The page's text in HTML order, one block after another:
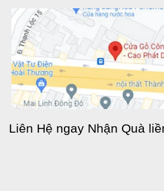
Liên Hệ ngay Nhận Quà